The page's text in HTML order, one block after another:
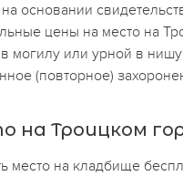
основании
цены на место на
могилу или урной в
(повторное)
на Троицком
место на кладбище